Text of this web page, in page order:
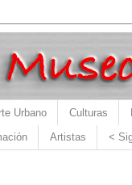
Urbano Culturas
Artistas <